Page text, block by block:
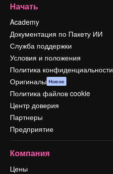
Начать
Academy
Документация по Пакету ИИ
Служба поддержки
Условия и положения
Политика конфиденциальности
Оригиналы Новое
Политика файлов cookie
Центр доверия
Партнеры
Предприятие
Компания
Цены